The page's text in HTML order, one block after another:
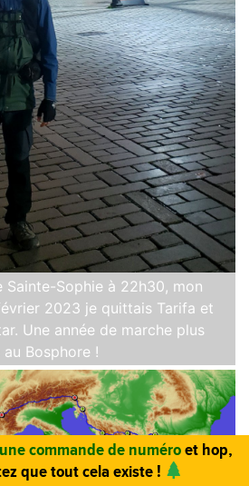
Sainte-Sophie à 22h30, mon
2023 je quittais Tarifa et
Une année de marche plus
Bosphore !
utile ? Vous aimez le magazine ?